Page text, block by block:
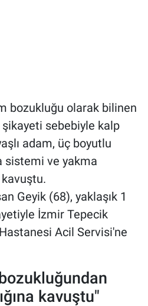
bozukluğu olarak bilinen
sebebiyle kalp
adam, üç boyutlu
sistemi ve yakma
kavuştu.
Geyik (68), yaklaşık 1
İzmir Tepecik
Acil Servisi'ne
kavuştu"